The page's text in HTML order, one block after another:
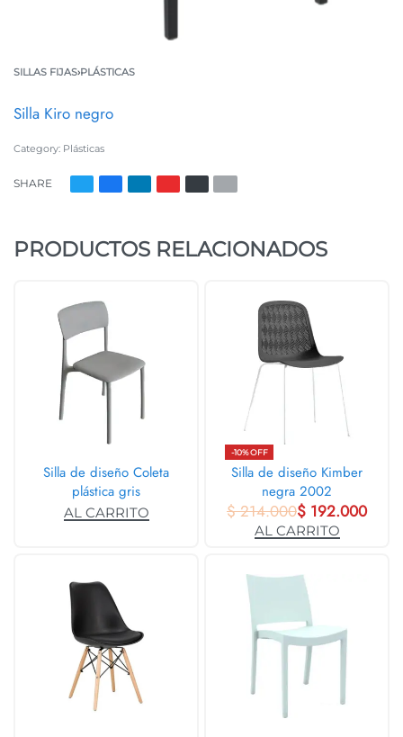
SILLAS FIJAS›PLÁSTICAS
Silla Kiro negro
Category: Plásticas
SHARE
PRODUCTOS RELACIONADOS
Silla de diseño Coleta
plástica gris
AL CARRITO
-10% OFF
Silla de diseño Kimber
negra 2002
$214.000$ 192.000
AL CARRITO